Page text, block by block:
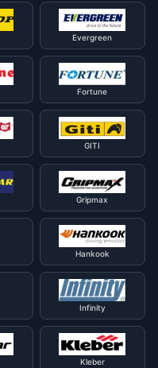
Evergreen
Fortune
GITI
Gripmax
Hankook
Infinity
Kleber